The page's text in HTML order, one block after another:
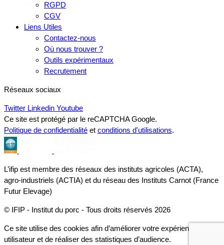
RGPD
CGV
Liens Utiles
Contactez-nous
Où nous trouver ?
Outils expérimentaux
Recrutement
Réseaux sociaux
Twitter Linkedin Youtube
Ce site est protégé par le reCAPTCHA Google.
Politique de confidentialité et conditions d'utilisations.
L’ifip est membre des réseaux des instituts agricoles (ACTA),
agro-industriels (ACTIA) et du réseau des Instituts Carnot (France
Futur Elevage)
© IFIP - Institut du porc - Tous droits réservés 2026
Ce site utilise des cookies afin d’améliorer votre expérience
utilisateur et de réaliser des statistiques d’audience.